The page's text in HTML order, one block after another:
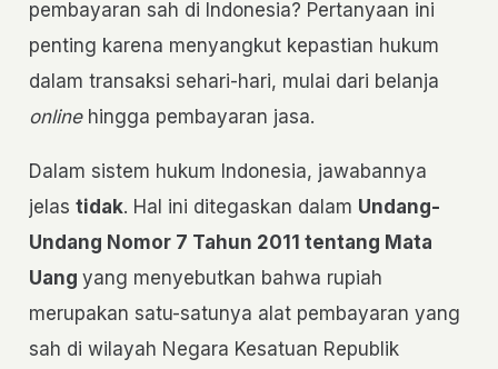
pembayaran sah di Indonesia? Pertanyaan ini
penting karena menyangkut kepastian hukum
dalam transaksi sehari-hari, mulai dari belanja
onlinehingga pembayaran jasa.
Dalam sistem hukum Indonesia, jawabannya
jelas tidak. Hal ini ditegaskan dalam Undang-
Undang Nomor 7 Tahun 2011 tentang Mata
Uang yang menyebutkan bahwa rupiah
merupakan satu-satunya alat pembayaran yang
sah di wilayah Negara Kesatuan Republik